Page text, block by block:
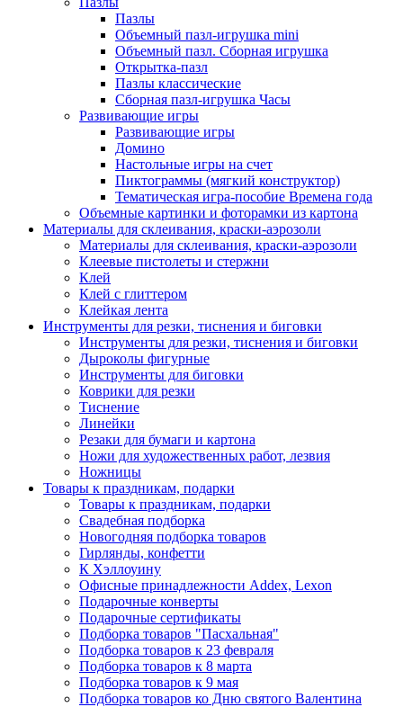
Пазлы
Объемный пазл-игрушка mini
Объемный пазл. Сборная игрушка
Открытка-пазл
Пазлы классические
Сборная пазл-игрушка Часы
Развивающие игры
Развивающие игры
Домино
Настольные игры на счет
Пиктограммы (мягкий конструктор)
Тематическая игра-пособие Времена года
Объемные картинки и фоторамки из картона
Материалы для склеивания, краски-аэрозоли
Материалы для склеивания, краски-аэрозоли
Клеевые пистолеты и стержни
Клей
Клей с глиттером
Клейкая лента
Инструменты для резки, тиснения и биговки
Инструменты для резки, тиснения и биговки
Дыроколы фигурные
Инструменты для биговки
Коврики для резки
Тиснение
Линейки
Резаки для бумаги и картона
Ножи для художественных работ, лезвия
Ножницы
Товары к праздникам, подарки
Товары к праздникам, подарки
Свадебная подборка
Новогодняя подборка товаров
Гирлянды, конфетти
К Хэллоуину
Офисные принадлежности Addex, Lexon
Подарочные конверты
Подарочные сертификаты
Подборка товаров "Пасхальная"
Подборка товаров к 23 февраля
Подборка товаров к 8 марта
Подборка товаров к 9 мая
Подборка товаров ко Дню святого Валентина